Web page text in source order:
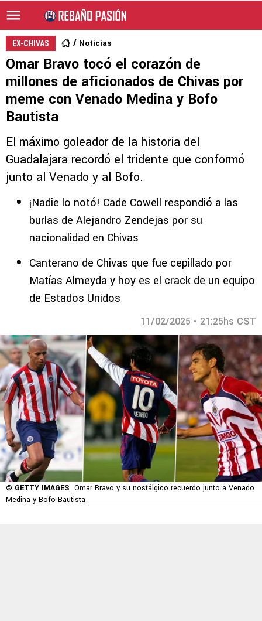
EX-CHIVAS Noticias
Omar Bravo tocó el corazón de
millones de aficionados de Chivas por
meme con Venado Medina y Bofo
Bautista
El máximo goleador de la historia del
Guadalajara recordó el tridente que conformó
junto al Venado y al Bofo.
¡Nadie lo notó! Cade Cowell respondió a las
burlas de Alejandro Zendejas por su
nacionalidad en Chivas
Canterano de Chivas que fue cepillado por
Matías Almeyda y hoy es el crack de un equipo
de Estados Unidos
11/02/2025 - 21:25hs CST
© GETTY IMAGES Omar Bravo y su nostálgico recuerdo junto a Venado
Medina y Bofo Bautista